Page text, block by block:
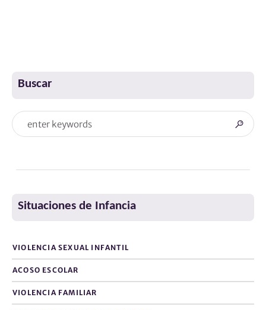
Buscar
Situaciones de Infancia
VIOLENCIA SEXUAL INFANTIL
ACOSO ESCOLAR
VIOLENCIA FAMILIAR